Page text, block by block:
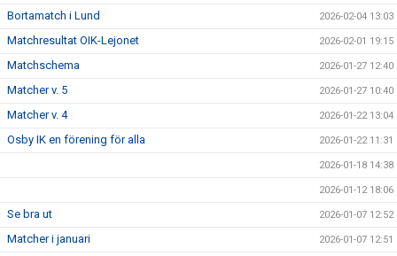
Bortamatch i Lund 2026-02-04 13:03
Matchresultat OIK-Lejonet 2026-02-01 19:15
Matchschema 2026-01-27 12:40
Matcher v. 5 2026-01-27 10:40
Matcher v. 4 2026-01-22 13:04
Osby IK en förening för alla 2026-01-22 11:31
2026-01-18 14:38
2026-01-12 18:06
Se bra ut 2026-01-07 12:52
Matcher i januari 2026-01-07 12:51